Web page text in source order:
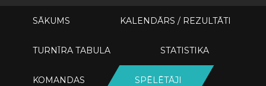
SĀKUMS KALENDĀRS / REZULTĀTI
TURNĪRA TABULA STATISTIKA
KOMANDAS SPĒLĒTĀJI